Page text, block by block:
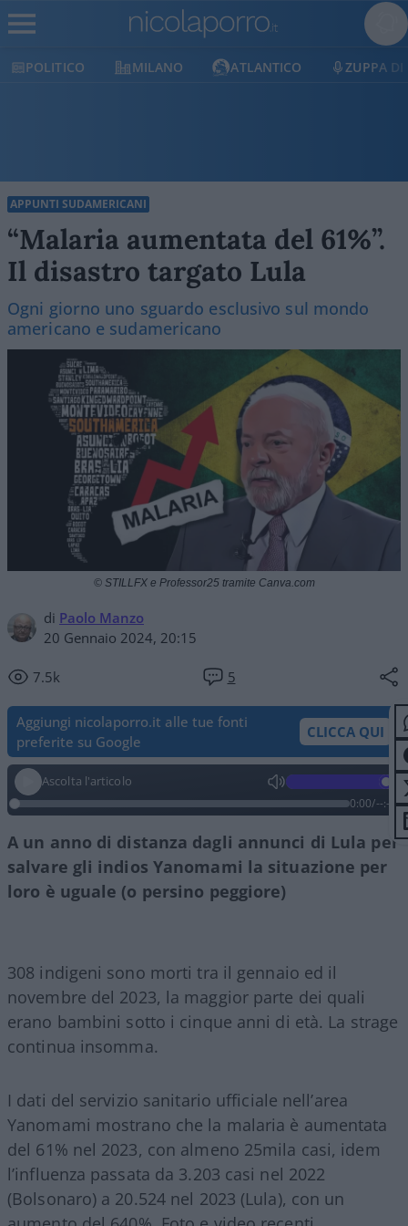
MILANO ATLANTICO ZUPPA DI
APPUNTI SUDAMERICANI
“Malaria aumentata del 61%”.
Il disastro targato Lula
Ogni giorno uno sguardo esclusivo sul mondo
americano e sudamericano
di Paolo Manzo
20 Gennaio 2024, 20:15
7.5k 5
© STILLFX e Professor25 tramite Canva.com
Aggiungi nicolaporro.it alle tue fonti
preferite su Google
CLICCA QUI
Ascolta l'articolo
0:00/--:--
A un anno di distanza dagli annunci di Lula per
salvare gli indios Yanomami la situazione per
loro è uguale (o persino peggiore)
308 indigeni sono morti tra il gennaio ed il
novembre del 2023, la maggior parte dei quali
erano bambini sotto i cinque anni di età. La strage
continua insomma.
I dati del servizio sanitario ufficiale nell’area
Yanomami mostrano che la malaria è aumentata
del 61% nel 2023, con almeno 25mila casi, idem
l’influenza passata da 3.203 casi nel 2022
(Bolsonaro) a 20.524 nel 2023 (Lula), con un